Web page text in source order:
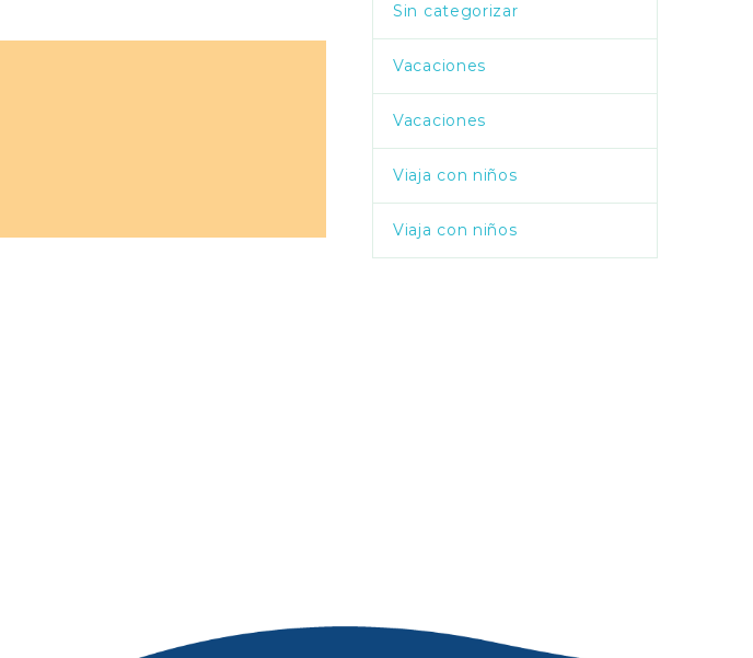
Sin categorizar
Vacaciones
Vacaciones
Viaja con niños
Viaja con niños